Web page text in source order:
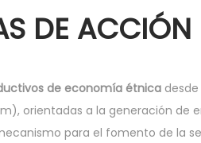
DE ACCIÓN
de economía étnica
orientadas a la generación de
para el fomento de la